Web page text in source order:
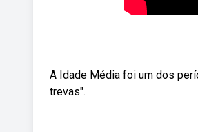
A Idade Média foi um dos
trevas".